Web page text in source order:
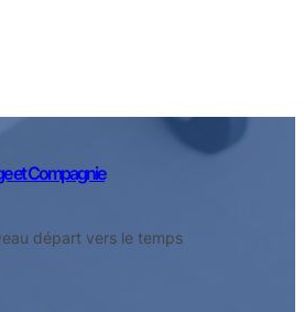
et Compagnie
départ vers le temps